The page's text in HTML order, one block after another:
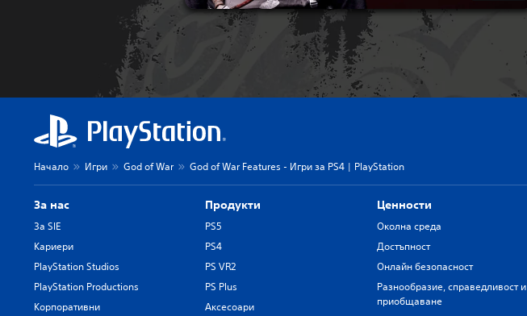
Начало Игри God of War God of War Features - Игри за PS4 | PlayStation
За нас
За SIE
Кариери
PlayStation Studios
PlayStation Productions
Корпоративни
Продукти
PS5
PS4
PS VR2
PS Plus
Аксесоари
Ценности
Околна среда
Достъпност
Онлайн безопасност
Разнообразие, справедливост и
приобщаване